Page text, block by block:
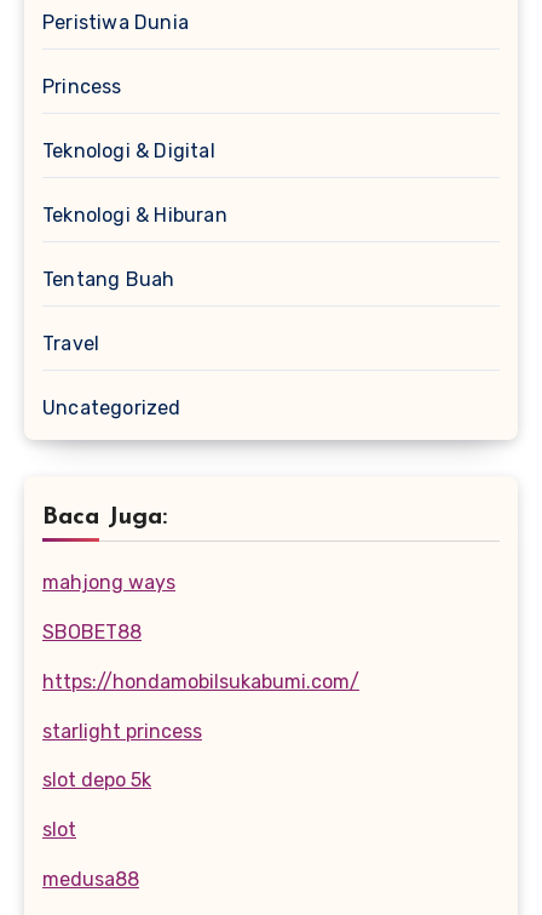
Peristiwa Dunia
Princess
Teknologi & Digital
Teknologi & Hiburan
Tentang Buah
Travel
Uncategorized
Baca Juga:
mahjong ways
SBOBET88
https://hondamobilsukabumi.com/
starlight princess
slot depo 5k
slot
medusa88